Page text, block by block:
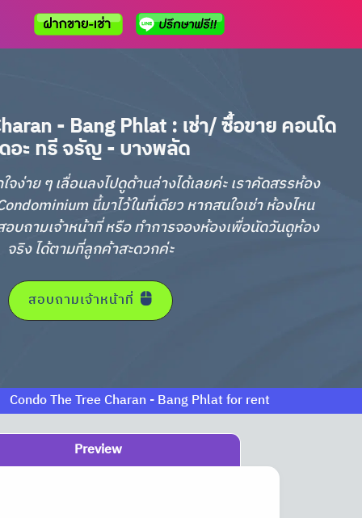
- Bang Phlat : เช่า/ ซื้อขาย คอนโด
อะ ทรี จรัญ - บางพลัด
ง่าย ๆ เลื่อนลงไปดูด้านล่างได้เลยค่ะ เราคัดสรรห้อง
นี้มาไว้ในที่เดียว หากสนใจเช่า ห้องไหน
บถามเจ้าหน้าที่ หรือ ทำการจองห้องเพื่อนัดวันดูห้อง
จริง ได้ตามที่ลูกค้าสะดวกค่ะ
สอบถามเจ้าหน้าที่
Condo The Tree Charan - Bang Phlat for rent
Preview